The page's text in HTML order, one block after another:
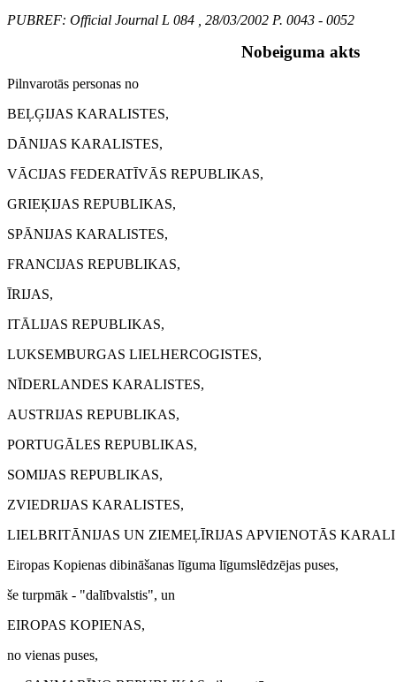
PUBREF: Official Journal L 084 , 28/03/2002 P. 0043 - 0052
Nobeiguma akts
Pilnvarotās personas no
BEĻĢIJAS KARALISTES,
DĀNIJAS KARALISTES,
VĀCIJAS FEDERATĪVĀS REPUBLIKAS,
GRIEĶIJAS REPUBLIKAS,
SPĀNIJAS KARALISTES,
FRANCIJAS REPUBLIKAS,
ĪRIJAS,
ITĀLIJAS REPUBLIKAS,
LUKSEMBURGAS LIELHERCOGISTES,
NĪDERLANDES KARALISTES,
AUSTRIJAS REPUBLIKAS,
PORTUGĀLES REPUBLIKAS,
SOMIJAS REPUBLIKAS,
ZVIEDRIJAS KARALISTES,
LIELBRITĀNIJAS UN ZIEMEĻ­ĪRIJAS APVIENOTĀS
Eiropas Kopienas dibināšanas līguma līgumslēdzējas puses,
še turpmāk - "dalībvalstis", un
EIROPAS KOPIENAS,
no vienas puses,